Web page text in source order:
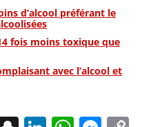
d’alcool préférant le
fois moins toxique que
avec l’alcool et